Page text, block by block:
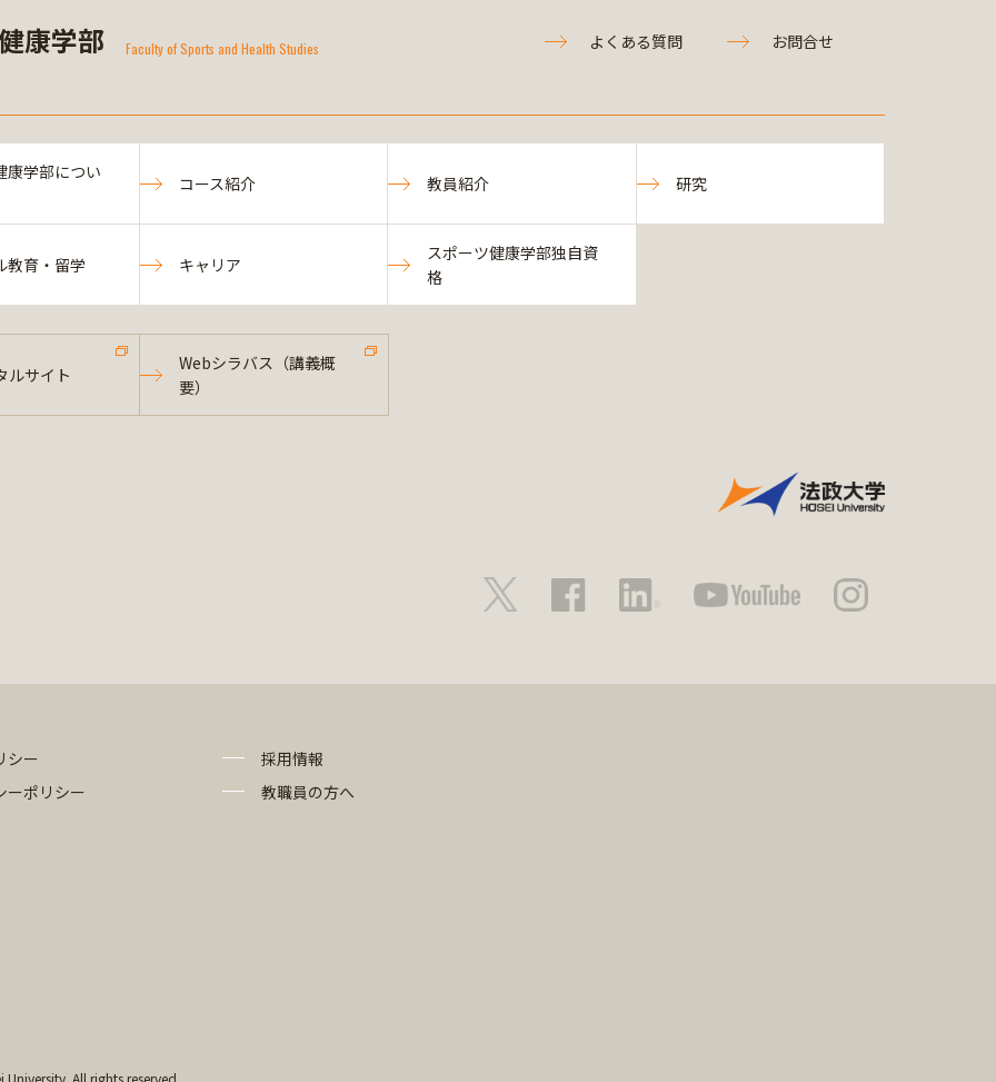
康学部 Faculty of Sports and Health Studies よくある質問 お問合せ
康学部につい
コース紹介 教員紹介 研究
教育・留学 キャリア
スポーツ健康学部独自資
格
ルサイト
Webシラバス（講義概
要）
シー
ーポリシー
採用情報
教職員の方へ
All rights reserved.